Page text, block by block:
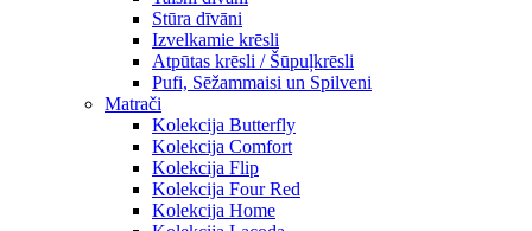
Stūra dīvāni
Izvelkamie krēsli
Atpūtas krēsli / Šūpuļkrēsli
Pufi, Sēžammaisi un Spilveni
Matrači
Kolekcija Butterfly
Kolekcija Comfort
Kolekcija Flip
Kolekcija Four Red
Kolekcija Home